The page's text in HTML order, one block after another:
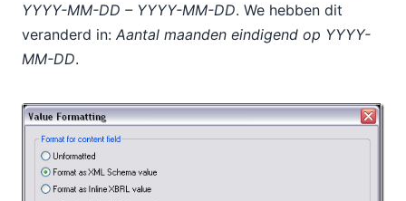
YYYY-MM-DD – YYYY-MM-DD. We hebben dit
veranderd in: Aantal maanden eindigend op YYYY-
MM-DD.